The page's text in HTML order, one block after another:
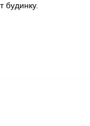
будинку.